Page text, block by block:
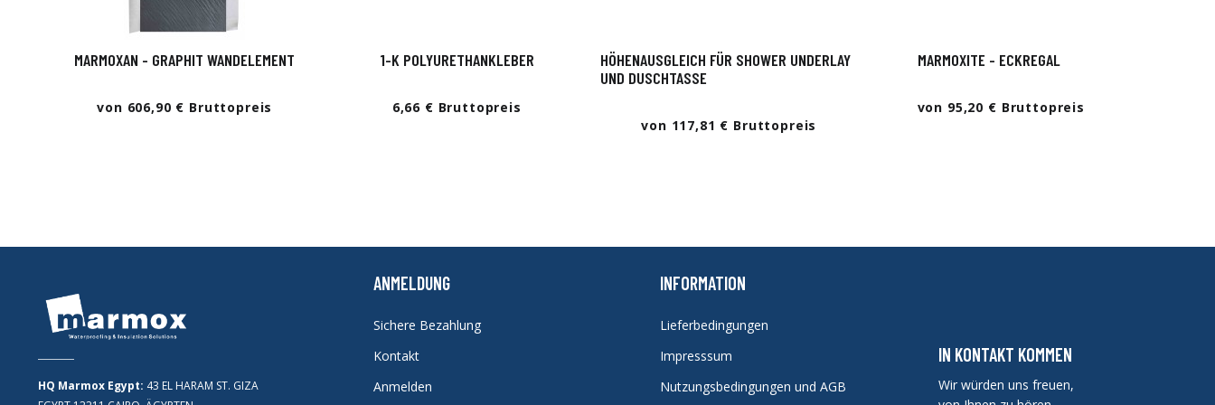
MARMOXAN - GRAPHIT WANDELEMENT
von 606,90 € Bruttopreis
1-K POLYURETHANKLEBER
6,66 € Bruttopreis
HÖHENAUSGLEICH FÜR SHOWER UNDERLAY
UND DUSCHTASSE
von 117,81 € Bruttopreis
MARMOXITE - ECKREGAL
von 95,20 € Bruttopreis
HQ Marmox Egypt: 43 EL HARAM ST. GIZA
ANMELDUNG
Sichere Bezahlung
Kontakt
Anmelden
INFORMATION
Lieferbedingungen
Impresssum
Nutzungsbedingungen und AGB
IN KONTAKT KOMMEN
Wir würden uns freuen,